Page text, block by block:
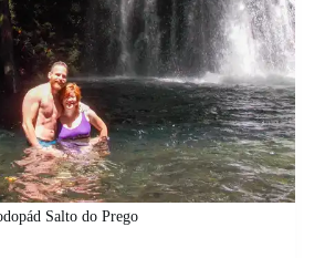
Salto do Prego